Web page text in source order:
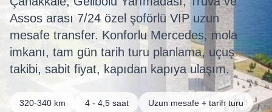
Assos arası 7/24 özel şoförlü VIP uzun
mesafe transfer. Konforlu Mercedes, mola
imkanı, tam gün tarih turu planlama, uçuş
takibi, sabit fiyat, kapıdan kapıya ulaşım.
320-340 km 4 - 4,5 saat Uzun mesafe + tarih turu